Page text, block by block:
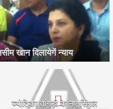
खान दिलायेगें न्याय
ज्योतिका तांगड़ी के नए सिंगल